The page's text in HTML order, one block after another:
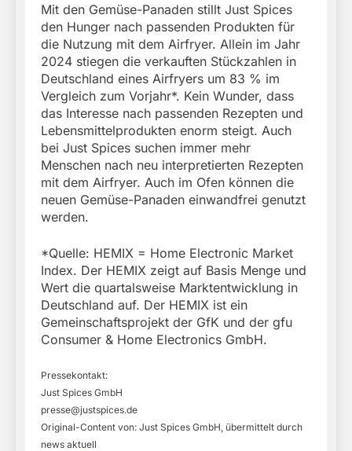
Mit den Gemüse-Panaden stillt Just Spices
den Hunger nach passenden Produkten für
die Nutzung mit dem Airfryer. Allein im Jahr
2024 stiegen die verkauften Stückzahlen in
Deutschland eines Airfryers um 83 % im
Vergleich zum Vorjahr*. Kein Wunder, dass
das Interesse nach passenden Rezepten und
Lebensmittelprodukten enorm steigt. Auch
bei Just Spices suchen immer mehr
Menschen nach neu interpretierten Rezepten
mit dem Airfryer. Auch im Ofen können die
neuen Gemüse-Panaden einwandfrei genutzt
werden.
*Quelle: HEMIX = Home Electronic Market
Index. Der HEMIX zeigt auf Basis Menge und
Wert die quartalsweise Marktentwicklung in
Deutschland auf. Der HEMIX ist ein
Gemeinschaftsprojekt der GfK und der gfu
Consumer & Home Electronics GmbH.
Pressekontakt:
Just Spices GmbH
presse@justspices.de
Original-Content von: Just Spices GmbH, übermittelt durch
news aktuell